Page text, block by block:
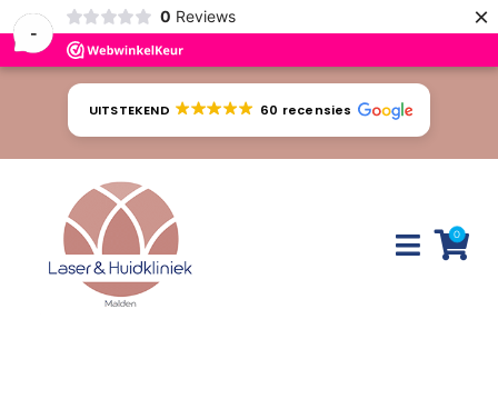
-
0 Reviews ×
UITSTEKEND 60 recensies
Toggle
0